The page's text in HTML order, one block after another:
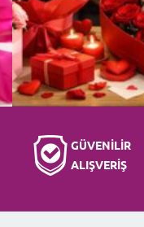
GÜVENİLİR
ALIŞVERİŞ